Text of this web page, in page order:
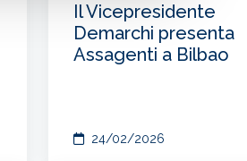
Il Vicepresidente
Demarchi presenta
Assagenti a Bilbao
24/02/2026